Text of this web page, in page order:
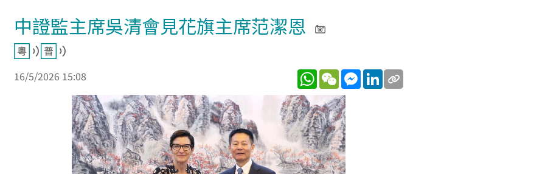
中證監主席吳清會見花旗主席范潔恩
16/5/2026 15:08 WhatsApp
WeChatMessenger
LinkedIn